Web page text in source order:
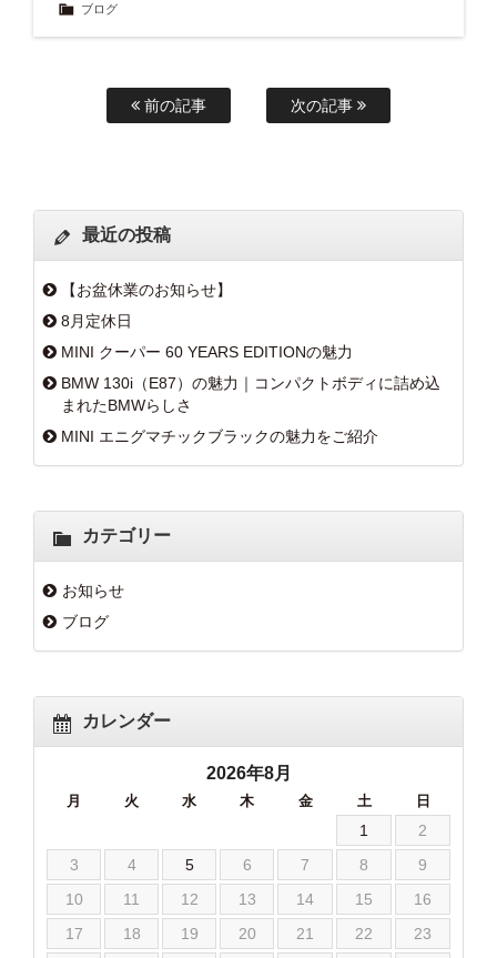
ブログ
前の記事 次の記事
最近の投稿
【お盆休業のお知らせ】
8月定休日
MINI クーパー 60 YEARS EDITIONの魅力
BMW 130i（E87）の魅力｜コンパクトボディに詰め込
まれたBMWらしさ
MINI エニグマチックブラックの魅力をご紹介
カテゴリー
お知らせ
ブログ
カレンダー
2026年8月
月 火 水 木 金 土 日
1
2
3
4 5 6 7 8
9
10
11 12 13 14 15
16
17
18 19 20 21 22
23